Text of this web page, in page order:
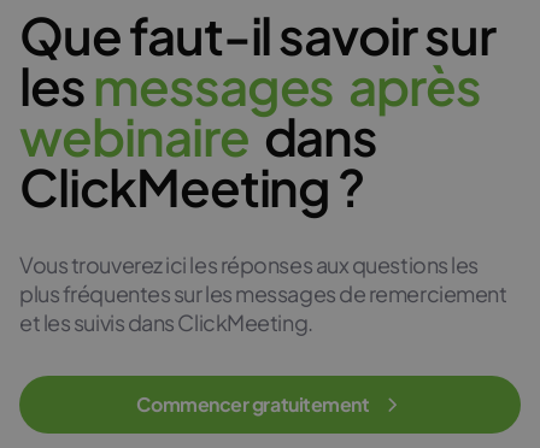
Que faut-il savoir sur
lesmessages après
webinairedans
ClickMeeting ?
Vous trouverez ici les réponses aux questions les
plus fréquentes sur les messages de remerciement
et les suivis dans ClickMeeting.
Commencer gratuitement